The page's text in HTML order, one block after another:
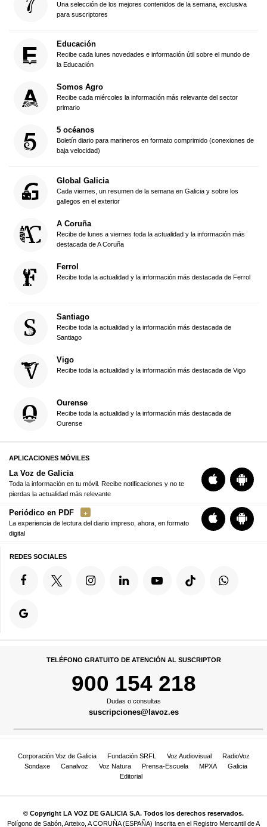
Una selección de los mejores contenidos de la semana, exclusiva
para suscriptores
Educación
Recibe cada lunes novedades e información útil sobre el mundo de
la Educación
Somos Agro
Recibe cada miércoles la información más relevante del sector
primario
5 océanos
Boletín diario para marineros en formato comprimido (conexiones de
baja velocidad)
Global Galicia
Cada viernes, un resumen de la semana en Galicia y sobre los
gallegos en el exterior
A Coruña
Recibe de lunes a viernes toda la actualidad y la información más
destacada de A Coruña
Ferrol
Recibe toda la actualidad y la información más destacada de Ferrol
Santiago
Recibe toda la actualidad y la información más destacada de
Santiago
Vigo
Recibe toda la actualidad y la información más destacada de Vigo
Ourense
Recibe toda la actualidad y la información más destacada de
Ourense
APLICACIONES MÓVILES
La Voz de Galicia
Toda la información en tu móvil. Recibe notificaciones y no te
pierdas la actualidad más relevante
Periódico en PDF
La experiencia de lectura del diario impreso, ahora, en formato
digital
REDES SOCIALES
TELÉFONO GRATUITO DE ATENCIÓN AL SUSCRIPTOR
900 154 218
Dudas o consultas
suscripciones@lavoz.es
Corporación Voz de Galicia Fundación SRFL Voz Audiovisual
RadioVoz
Sondaxe
Canalvoz Voz Natura Prensa-Escuela MPXA
Galicia
Editorial
© Copyright LA VOZ DE GALICIA S.A. Todos los derechos reservados.
Polígono de Sabón, Arteixo, A CORUÑA (ESPAÑA) Inscrita en el Registro Mercantil de A